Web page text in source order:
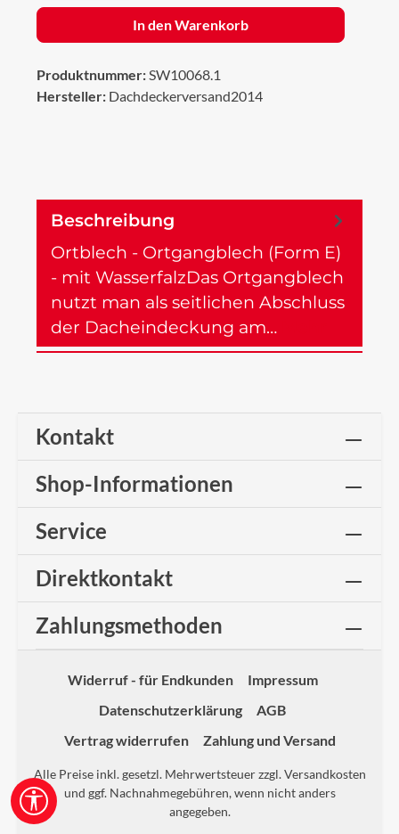
In den Warenkorb
Produktnummer:SW10068.1
Hersteller: Dachdeckerversand2014
Beschreibung
Ortblech - Ortgangblech (Form E)
- mit WasserfalzDas Ortgangblech
nutzt man als seitlichen Abschluss
der Dacheindeckung am…
Kontakt
Shop-Informationen
Service
Direktkontakt
Zahlungsmethoden
Widerruf - für Endkunden
Impressum
Datenschutzerklärung
AGB
Vertrag widerrufen
Zahlung und Versand
Alle Preise inkl. gesetzl. Mehrwertsteuer zzgl.Versandkosten
und ggf. Nachnahmegebühren, wenn nicht anders
angegeben.
Werkzeugleiste anzeigen